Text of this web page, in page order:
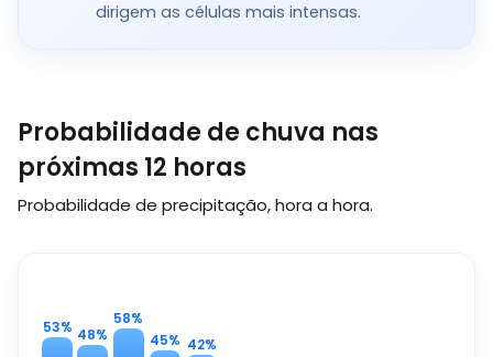
dirigem as células mais intensas.
Probabilidade de chuva nas
próximas 12 horas
Probabilidade de precipitação, hora a hora.
53% 48%
58%
45% 42%